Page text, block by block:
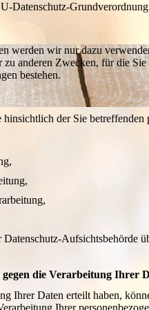
Datenschutz-
werden wir nur dazu
zu anderen Zwecken, für die
bestehen.
der Sie betreffenden
Aufsichtsbehörde
die Verarbeitung Ihrer
Ihrer Daten erteilt haben,
Ihrer